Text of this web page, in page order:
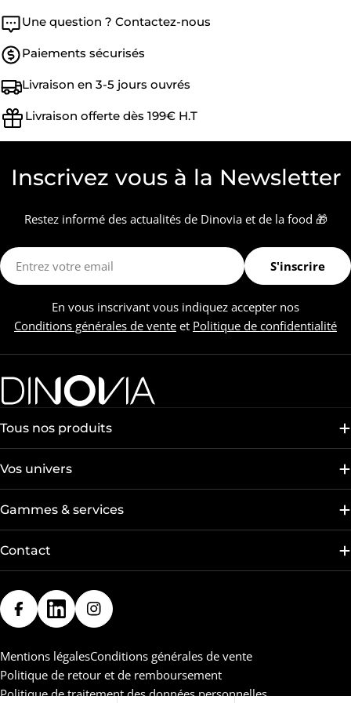
Une question ? Contactez-nous
Paiements sécurisés
Livraison en 3-5 jours ouvrés
Livraison offerte dès 199€ H.T
Inscrivez vous à la Newsletter
Restez informé des actualités de Dinovia et de la food 🎁
E-
mail
S'inscrire
En vous inscrivant vous indiquez accepter nos
Conditions générales de vente et Politique de confidentialité
Tous nos produits
Vos univers
Gammes & services
Contact
FacebookLinkedInInstagram
Mentions légalesConditions générales de vente
Politique de retour et de remboursement
Politique de traitement des données personnelles